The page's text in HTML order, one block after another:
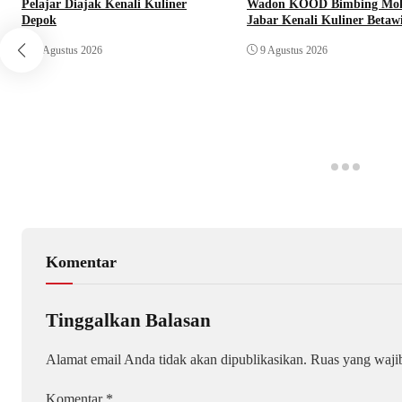
Pelajar Diajak Kenali Kuliner
Depok
9 Agustus 2026
Wadon KOOD Bimbing
Jabar Kenali Kuliner
9 Agustus 2026
Komentar
Tinggalkan Balasan
Alamat email Anda tidak akan dipublikasikan. Ruas yang